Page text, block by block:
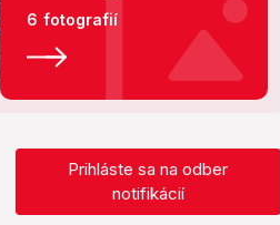
6 fotografií
Prihláste sa na odber
notifikácií